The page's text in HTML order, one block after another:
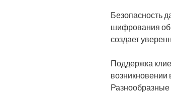
Безопасность
шифрования
создает
Поддержка
возникновении
Разнообразные